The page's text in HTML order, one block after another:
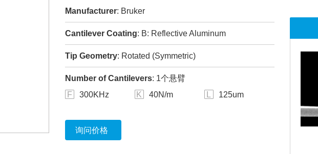
Manufacturer: Bruker
Cantilever Coating: B: Reflective Aluminum
Tip Geometry: Rotated (Symmetric)
Number of Cantilevers: 1个悬臂
F
300KHz K 40N/m 125um
询问价格